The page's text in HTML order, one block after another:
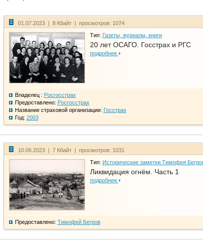
01.07.2023 | 8 Кбайт | просмотров: 1074
Тип: Газеты, журналы, книги
20 лет ОСАГО. Госстрах и РГС
подробнее
Владелец : Росгосстрах
Предоставлено: Росгосстрах
Название страховой организации: Госстрах
Год: 2003
10.06.2023 | 7 Кбайт | просмотров: 1031
Тип: Исторические заметки Тимофея
Ликвидация огнём. Часть 1
подробнее
Предоставлено: Тимофей Бегров